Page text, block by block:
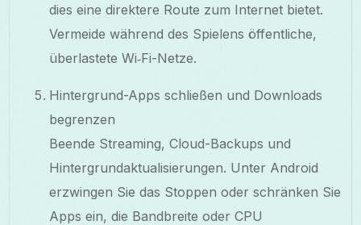
dies eine direktere Route zum Internet bietet.
Vermeide während des Spielens öffentliche,
überlastete Wi‑Fi-Netze.
Hintergrund-Apps schließen und Downloads
begrenzen
Beende Streaming, Cloud-Backups und
Hintergrundaktualisierungen. Unter Android
erzwingen Sie das Stoppen oder schränken Sie
Apps ein, die Bandbreite oder CPU